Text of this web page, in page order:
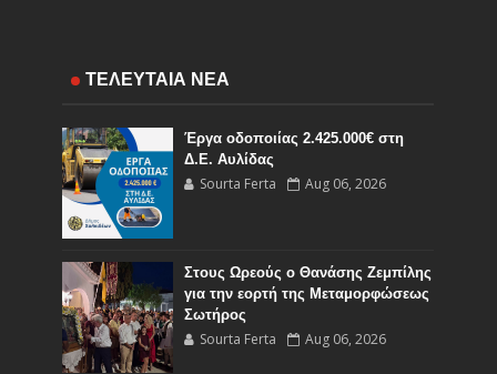
ΤΕΛΕΥΤΑΙΑ ΝΕΑ
Έργα οδοποιίας 2.425.000€ στη
Δ.Ε. Αυλίδας
Sourta Ferta Aug 06, 2026
Στους Ωρεούς ο Θανάσης Ζεμπίλης
για την εορτή της Μεταμορφώσεως
Σωτήρος
Sourta Ferta Aug 06, 2026